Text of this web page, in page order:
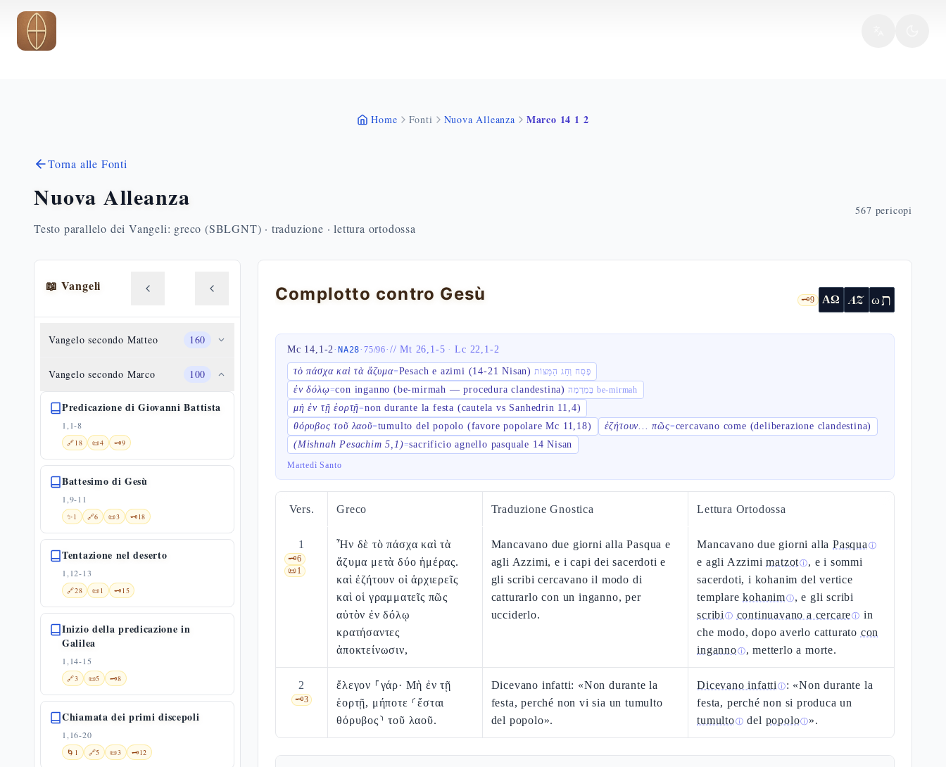
Vai al contenuto principale
Home Fonti Nuova Alleanza Marco 14 1 2
Torna alle Fonti
Nuova Alleanza
Testo parallelo dei Vangeli: greco (SBLGNT) · traduzione · lettura ortodossa
567 pericopi
📖 Vangeli
Vangelo secondo Matteo 160
Vangelo secondo Marco 100
Predicazione di Giovanni Battista
1,1-8
🔗18 📜4 🗝️9
Battesimo di Gesù
1,9-11
✨1 🔗6 📜3 🗝️18
Tentazione nel deserto
1,12-13
🔗28 📜1 🗝️15
Inizio della predicazione in
Galilea
1,14-15
🔗3 📜5 🗝️8
Chiamata dei primi discepoli
1,16-20
🌀 1 🔗5 📜3 🗝️12
Complotto contro Gesù 🗝️9 ΑΩ AZ ωת
Mc 14,1-2·NA28·75/96· //Mt 26,1-5 · Lc 22,1-2
τὸ πάσχα καὶ τὰ ἄζυμα=Pesach e azimi (14-21 Nisan) פֶּסַח וְחַג הַמַּצּוֹת
ἐν δόλῳ=con inganno (be-mirmah — procedura clandestina) בְּמִרְמָה be-mirmah
μὴ ἐν τῇ ἑορτῇ=non durante la festa (cautela vs Sanhedrin 11,4)
θόρυβος τοῦ λαοῦ=tumulto del popolo (favore popolare Mc 11,18) ἐζήτουν... πῶς=cercavano come (deliberazione clandestina)
(Mishnah Pesachim 5,1)=sacrificio agnello pasquale 14 Nisan
Martedì Santo
Vers. Greco Traduzione Gnostica Lettura Ortodossa
1
🗝️6
📜1
Ἦν δὲ τὸ πάσχα καὶ τὰ
ἄζυμα μετὰ δύο ἡμέρας.
καὶ ἐζήτουν οἱ ἀρχιερεῖς
καὶ οἱ γραμματεῖς πῶς
αὐτὸν ἐν δόλῳ
κρατήσαντες
ἀποκτείνωσιν,
Mancavano due giorni alla Pasqua e
agli Azzimi, e i capi dei sacerdoti e
gli scribi cercavano il modo di
catturarlo con un inganno, per
ucciderlo.
Mancavano due giorni allaPasqua ⓘ
e agli Azzimimatzotⓘ, e i sommi
sacerdoti, i kohanim del vertice
templarekohanimⓘ, e gli scribi
scribi ⓘ continuavano a cercareⓘ in
che modo, dopo averlo catturato con
ingannoⓘ, metterlo a morte.
2
🗝️3
ἔλεγον ⸀γάρ· Μὴ ἐν τῇ
ἑορτῇ, μήποτε ⸂ἔσται
θόρυβος⸃ τοῦ λαοῦ.
Dicevano infatti: «Non durante la
festa, perché non vi sia un tumulto
del popolo».
Dicevano infatti ⓘ: «Non durante la
festa, perché non si produca un
tumultoⓘ del popoloⓘ».